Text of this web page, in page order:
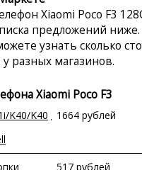
Xiaomi Poco F3
предложений
узнать сколько
у разных магазинов.
Xiaomi Poco F3
K40/K40
1664 рублей
517 рублей